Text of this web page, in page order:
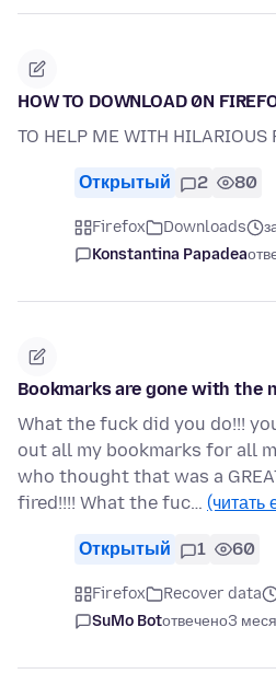
HOW TO DOWNLOAD 0N
TO HELP ME WITH HILARIOUS
Открытый 2 80
Firefox Downloads
Konstantina Papadea
Bookmarks are gone with the
What the fuck did you do!!!
out all my bookmarks for all
who thought that was a
fired!!!! What the fuc… (читать
Открытый 1 60
Firefox Recover data
SuMo Botотвечено3